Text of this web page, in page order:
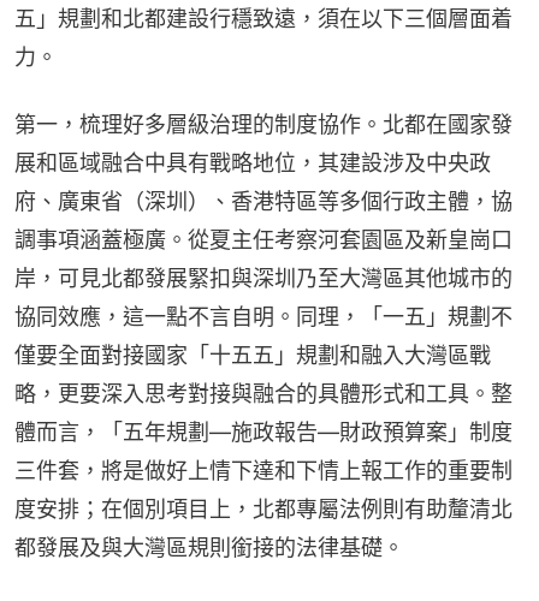
五」規劃和北都建設行穩致遠，須在以下三個層面着
力。
第一，梳理好多層級治理的制度協作。北都在國家發
展和區域融合中具有戰略地位，其建設涉及中央政
府、廣東省（深圳）、香港特區等多個行政主體，協
調事項涵蓋極廣。從夏主任考察河套園區及新皇崗口
岸，可見北都發展緊扣與深圳乃至大灣區其他城市的
協同效應，這一點不言自明。同理，「一五」規劃不
僅要全面對接國家「十五五」規劃和融入大灣區戰
略，更要深入思考對接與融合的具體形式和工具。整
體而言，「五年規劃—施政報告—財政預算案」制度
三件套，將是做好上情下達和下情上報工作的重要制
度安排；在個別項目上，北都專屬法例則有助釐清北
都發展及與大灣區規則銜接的法律基礎。